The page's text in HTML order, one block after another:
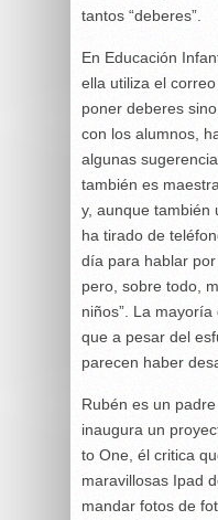
tantos “deberes”.
En Educación
ella utiliza el
poner deberes
con los alumnos,
algunas
también es
y, aunque también
ha tirado de
día para hablar
pero, sobre todo,
niños”. La
que a pesar del
parecen haber
Rubén es un
inaugura un
to One, él critica
maravillosas Ipad
mandar fotos de